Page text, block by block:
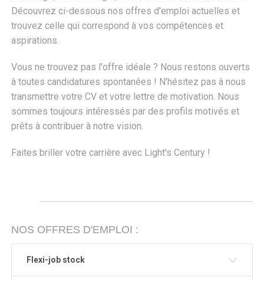
Découvrez ci-dessous nos offres d'emploi actuelles et
trouvez celle qui correspond à vos compétences et
aspirations.
Vous ne trouvez pas l'offre idéale ? Nous restons ouverts
à toutes candidatures spontanées ! N’hésitez pas à nous
transmettre votre CV et votre lettre de motivation. Nous
sommes toujours intéressés par des profils motivés et
prêts à contribuer à notre vision.
Faites briller votre carrière avec Light's Century !
NOS OFFRES D'EMPLOI :
Flexi-job stock